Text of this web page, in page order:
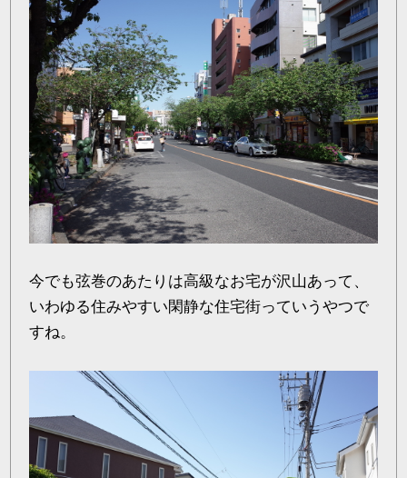
今でも弦巻のあたりは高級なお宅が沢山あって、
いわゆる住みやすい閑静な住宅街っていうやつで
すね。